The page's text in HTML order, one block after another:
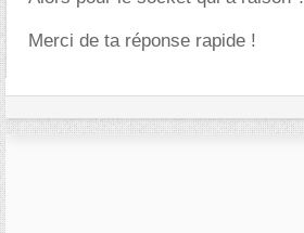
Merci de ta réponse rapide !